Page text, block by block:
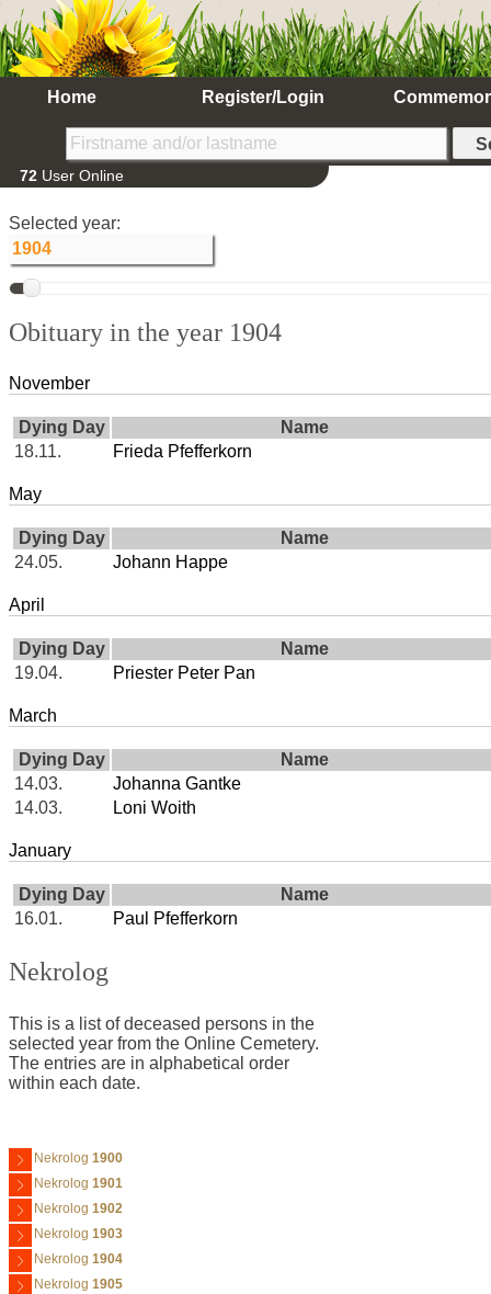
Home Register/Login
72 User Online
Selected year:
Obituary in the year 1904
November
Dying Day
Name
18.11.
Frieda Pfefferkorn
May
Dying Day
Name
24.05.
Johann Happe
April
Dying Day
Name
19.04.
Priester Peter Pan
March
Dying Day
Name
14.03.
Johanna Gantke
14.03.
Loni Woith
January
Dying Day
Name
16.01.
Paul Pfefferkorn
Nekrolog
This is a list of deceased persons in the
selected year from the Online Cemetery.
The entries are in alphabetical order
within each date.
Nekrolog 1900
Nekrolog 1901
Nekrolog 1902
Nekrolog 1903
Nekrolog 1904
Nekrolog 1905